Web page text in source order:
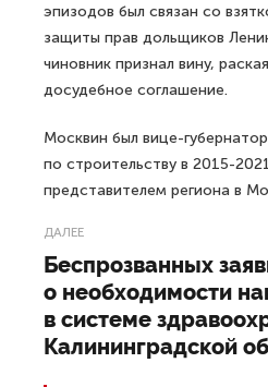
эпизодов был связан со
защиты прав дольщиков
чиновник признал вину,
досудебное соглашение.
Москвин был вице-
по строительству в 2015-
представителем региона в
ДАЛЕЕ
Беспрозванных
о необходимости
в системе
Калининградской